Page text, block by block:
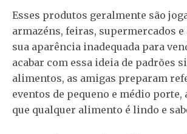
Esses produtos geralmente são
armazéns, feiras, supermercados
sua aparência inadequada para
acabar com essa ideia de padrões
alimentos, as amigas preparam
eventos de pequeno e médio
que qualquer alimento é lindo e